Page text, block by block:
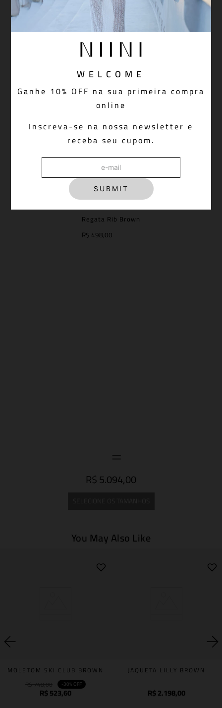
WELCOME
Ganhe 10% OFF na sua primeira compra
online
Inscreva-se na nossa newsletter e
receba seu cupom.
SUBMIT
Regata Rib Brown
R$ 498,00
R$ 5.094,00
You May Also Like
MOLETOM SKI CLUB BROWN
-30% OFF
R$523,60
JAQUETA LILLY BROWN
R$2.198,00